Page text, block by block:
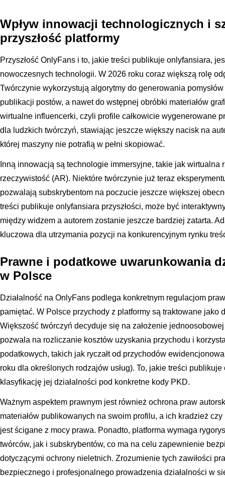
Wpływ innowacji technologicznych i
przyszłość platformy
Przyszłość OnlyFans i to, jakie treści publikuje onlyfansiara,
nowoczesnych technologii. W 2026 roku coraz większą rolę
Twórczynie wykorzystują algorytmy do generowania
publikacji postów, a nawet do wstępnej obróbki materiałów
wirtualne influencerki, czyli profile całkowicie wygenerowane
dla ludzkich twórczyń, stawiając jeszcze większy nacisk na
której maszyny nie potrafią w pełni skopiować.
Inną innowacją są technologie immersyjne, takie jak wirtualna
rzeczywistość (AR). Niektóre twórczynie już teraz
pozwalają subskrybentom na poczucie jeszcze większej
treści publikuje onlyfansiara przyszłości, może być
między widzem a autorem zostanie jeszcze bardziej zatarta.
kluczowa dla utrzymania pozycji na konkurencyjnym rynku
Prawne i podatkowe uwarunkowania
w Polsce
Działalność na OnlyFans podlega konkretnym regulacjom
pamiętać. W Polsce przychody z platformy są traktowane jako
Większość twórczyń decyduje się na założenie
pozwala na rozliczanie kosztów uzyskania przychodu i
podatkowych, takich jak ryczałt od przychodów
roku dla określonych rodzajów usług). To, jakie treści
klasyfikację jej działalności pod konkretne kody PKD.
Ważnym aspektem prawnym jest również ochrona praw
materiałów publikowanych na swoim profilu, a ich kradzież
jest ścigane z mocy prawa. Ponadto, platforma wymaga
twórców, jak i subskrybentów, co ma na celu zapewnienie
dotyczącymi ochrony nieletnich. Zrozumienie tych zawiłości
bezpiecznego i profesjonalnego prowadzenia działalności w